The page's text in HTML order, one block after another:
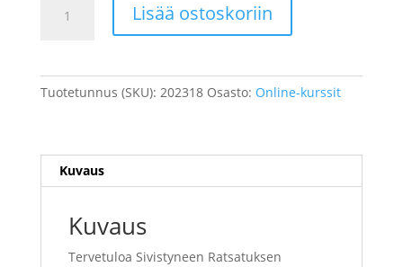
Ratsastuksen
Lisää ostoskoriin
Tuotetunnus (SKU): 202318 Osasto: Online-kurssit
Kuvaus
Kuvaus
Tervetuloa Sivistyneen Ratsatuksen